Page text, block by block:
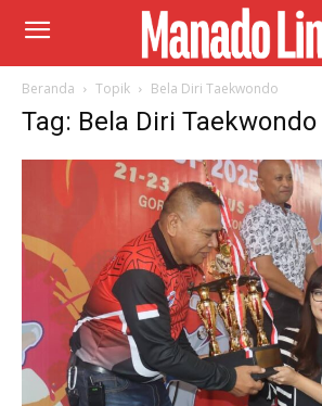
Beranda Topik Bela Diri Taekwondo
Tag: Bela Diri Taekwondo